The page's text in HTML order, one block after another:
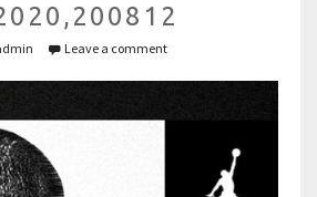
Leave a comment